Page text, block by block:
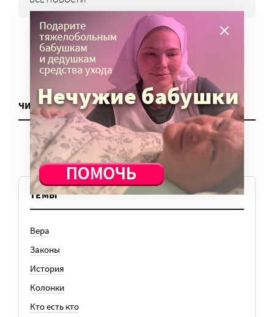
ЧИТАТЬ ЕЩЕ
ТЕМЫ
Вера
Законы
История
Колонки
Кто есть кто